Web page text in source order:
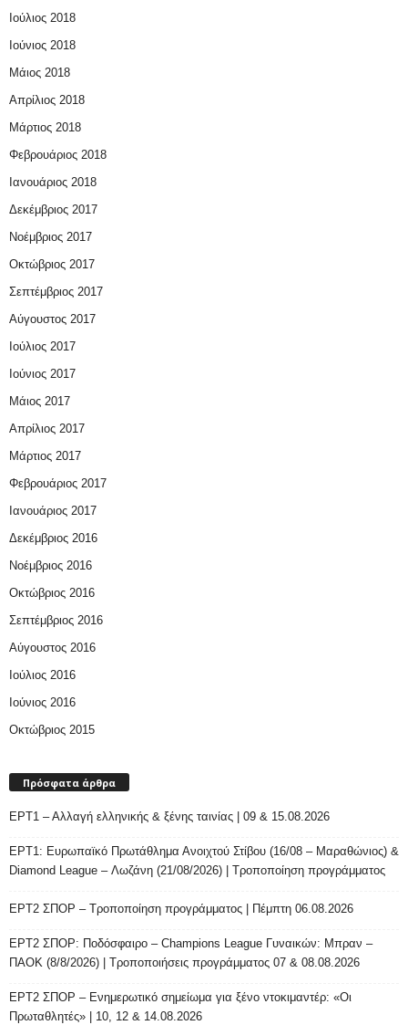
Ιούλιος 2018
Ιούνιος 2018
Μάιος 2018
Απρίλιος 2018
Μάρτιος 2018
Φεβρουάριος 2018
Ιανουάριος 2018
Δεκέμβριος 2017
Νοέμβριος 2017
Οκτώβριος 2017
Σεπτέμβριος 2017
Αύγουστος 2017
Ιούλιος 2017
Ιούνιος 2017
Μάιος 2017
Απρίλιος 2017
Μάρτιος 2017
Φεβρουάριος 2017
Ιανουάριος 2017
Δεκέμβριος 2016
Νοέμβριος 2016
Οκτώβριος 2016
Σεπτέμβριος 2016
Αύγουστος 2016
Ιούλιος 2016
Ιούνιος 2016
Οκτώβριος 2015
Πρόσφατα άρθρα
ΕΡΤ1 – Αλλαγή ελληνικής & ξένης ταινίας | 09 & 15.08.2026
ΕΡΤ1: Ευρωπαϊκό Πρωτάθλημα Ανοιχτού Στίβου (16/08 – Μαραθώνιος) &
Diamond League – Λωζάνη (21/08/2026) | Τροποποίηση προγράμματος
ΕΡΤ2 ΣΠΟΡ – Τροποποίηση προγράμματος | Πέμπτη 06.08.2026
ΕΡΤ2 ΣΠΟΡ: Ποδόσφαιρο – Champions League Γυναικών: Μπραν –
ΠΑΟΚ (8/8/2026) | Τροποποιήσεις προγράμματος 07 & 08.08.2026
ΕΡΤ2 ΣΠΟΡ – Ενημερωτικό σημείωμα για ξένο ντοκιμαντέρ: «Οι
Πρωταθλητές» | 10, 12 & 14.08.2026